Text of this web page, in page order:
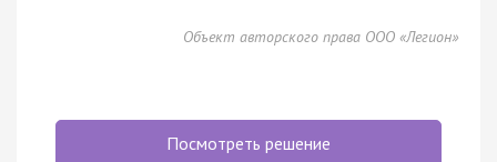
Объект авторского права ООО «Легион»
Посмотреть решение